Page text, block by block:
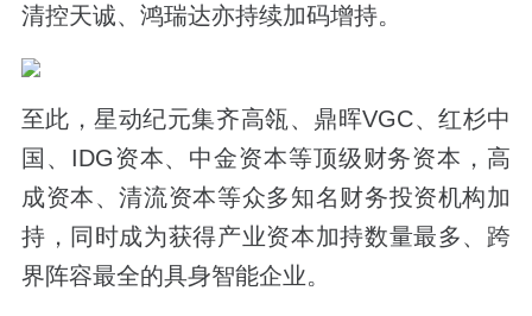
清控天诚、鸿瑞达亦持续加码增持。
至此，星动纪元集齐高瓴、鼎晖VGC、红杉中
国、IDG资本、中金资本等顶级财务资本，高
成资本、清流资本等众多知名财务投资机构加
持，同时成为获得产业资本加持数量最多、跨
界阵容最全的具身智能企业。